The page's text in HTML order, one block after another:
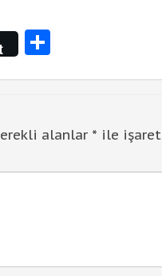
alanlar * ile